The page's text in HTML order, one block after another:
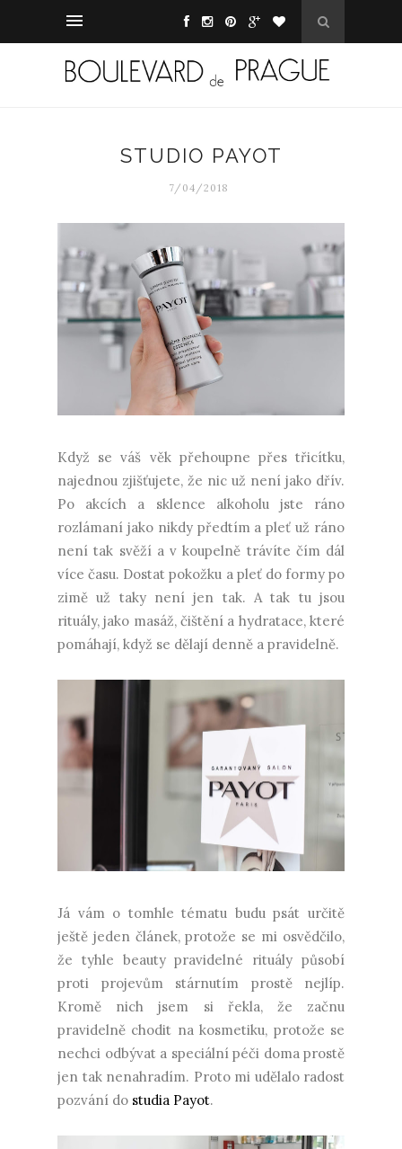
STUDIO PAYOT
7/04/2018
Když se váš věk přehoupne přes třicítku,
najednou zjišťujete, že nic už není jako dřív.
Po akcích a sklence alkoholu jste ráno
rozlámaní jako nikdy předtím a pleť už ráno
není tak svěží a v koupelně trávíte čím dál
více času. Dostat pokožku a pleť do formy po
zimě už taky není jen tak. A tak tu jsou
rituály, jako masáž, čištění a hydratace, které
pomáhají, když se dělají denně a pravidelně.
Já vám o tomhle tématu budu psát určitě
ještě jeden článek, protože se mi osvědčilo,
že tyhle beauty pravidelné rituály působí
proti projevům stárnutím prostě nejlíp.
Kromě nich jsem si řekla, že začnu
pravidelně chodit na kosmetiku, protože se
nechci odbývat a speciální péči doma prostě
jen tak nenahradím. Proto mi udělalo radost
pozvání do studia Payot.